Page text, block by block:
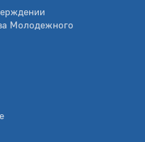
Молодежного